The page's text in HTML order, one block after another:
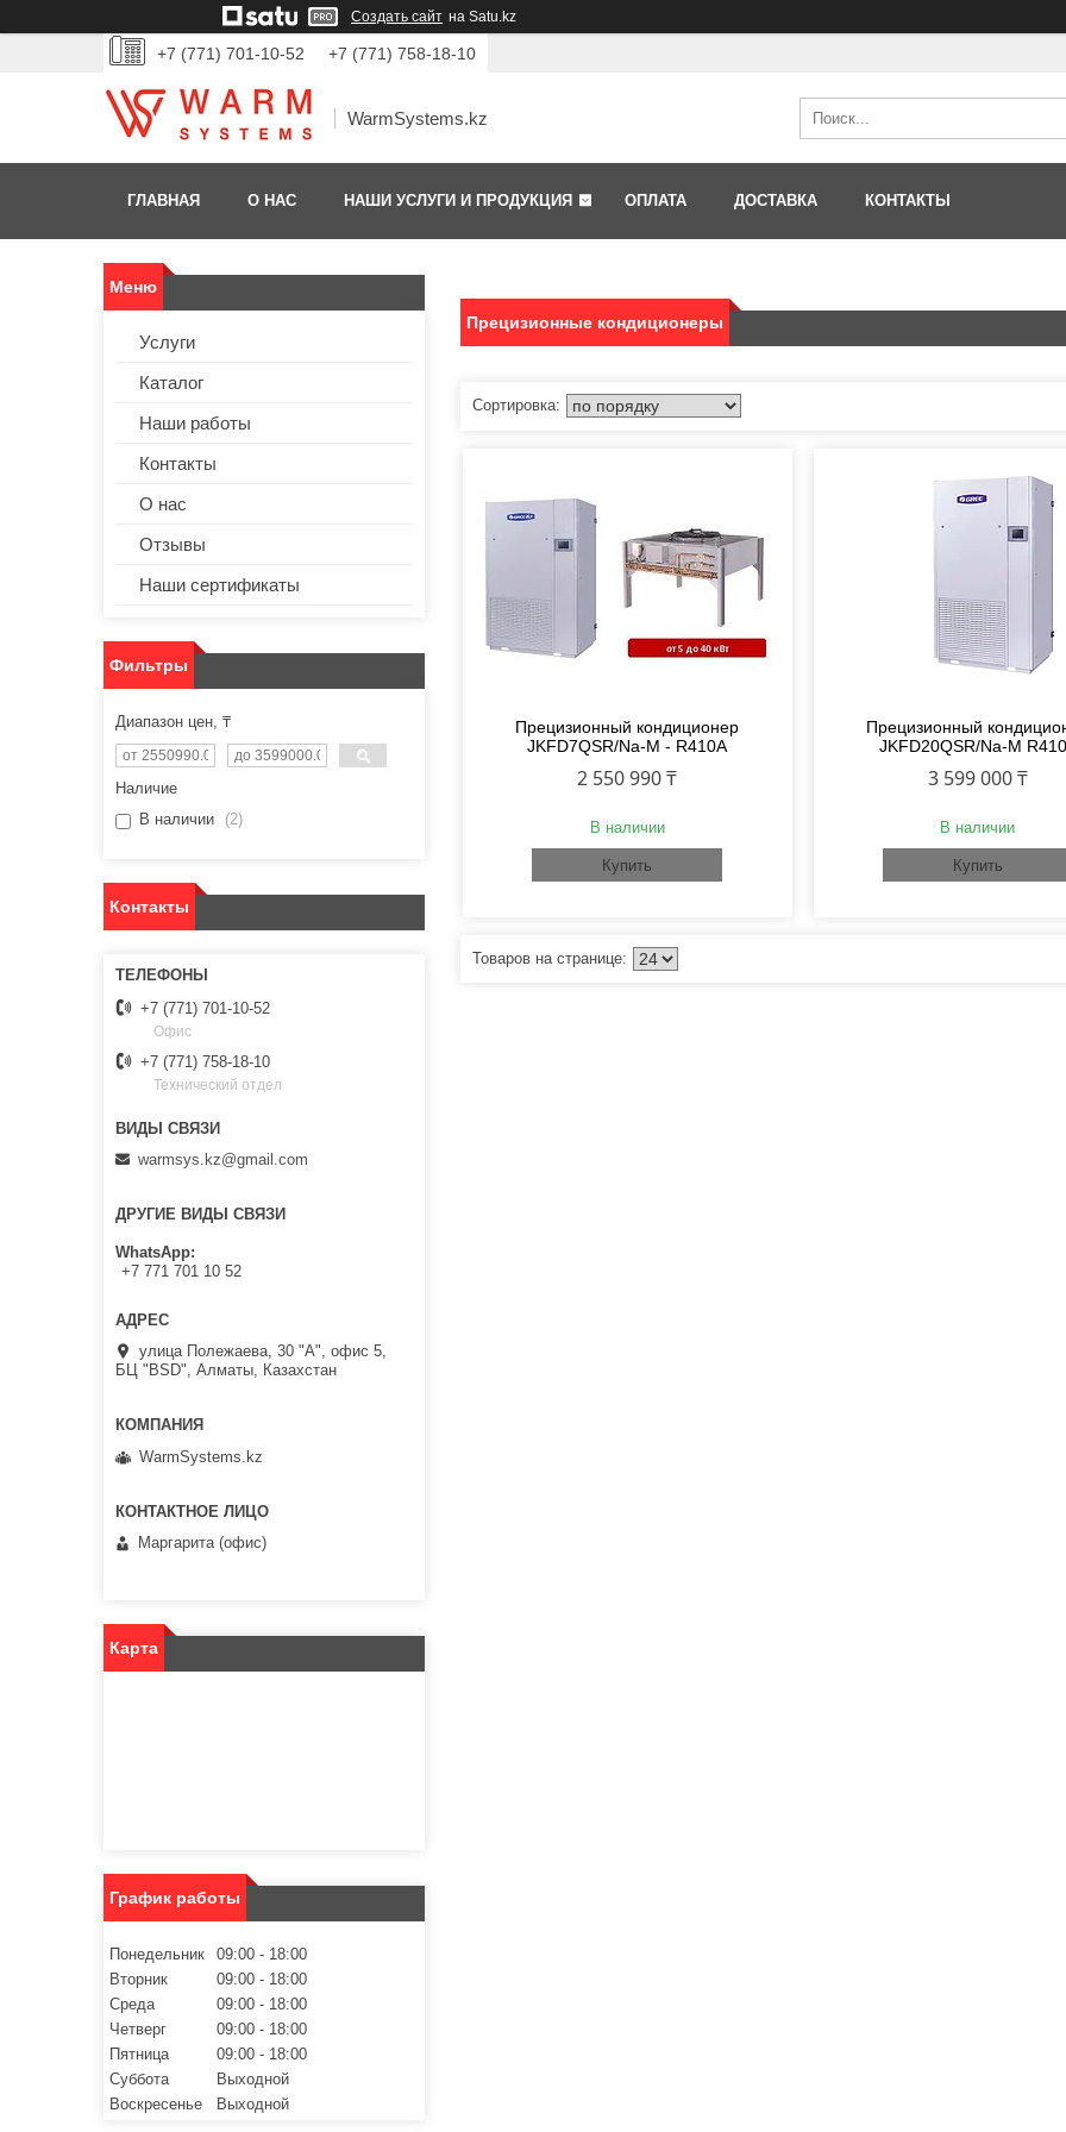
Создать сайт на Satu.kz
+7 (771) 701-10-52 +7 (771) 758-18-10
WarmSystems.kz
ГЛАВНАЯ О НАС НАШИ УСЛУГИ И ПРОДУКЦИЯ ОПЛАТА ДОСТАВКА КОНТАКТЫ
Прецизионные кондиционеры
Прецизионный кондиционер
JKFD7QSR/Na-M - R410A
2 550 990 ₸
В наличии
Купить
Прецизионный
JKFD20QSR/Na-M
3 599 000 ₸
В наличии
Купить
Услуги
Каталог
Наши работы
Контакты
О нас
Отзывы
Наши сертификаты
Фильтры
Диапазон цен, ₸
Наличие
В наличии
2
Контакты
+7 (771) 701-10-52
Офис
+7 (771) 758-18-10
Технический отдел
warmsys.kz@gmail.com
ДРУГИЕ ВИДЫ СВЯЗИ
WhatsApp
+7 771 701 10 52
улица Полежаева, 30 "А", офис 5,
БЦ "BSD", Алматы, Казахстан
WarmSystems.kz
Маргарита (офис)
Карта
График работы
Понедельник 09:00
18:00
Вторник
09:00
18:00
Среда
09:00
18:00
Четверг
09:00
18:00
Пятница
09:00
18:00
Суббота
Выходной
Воскресенье
Выходной